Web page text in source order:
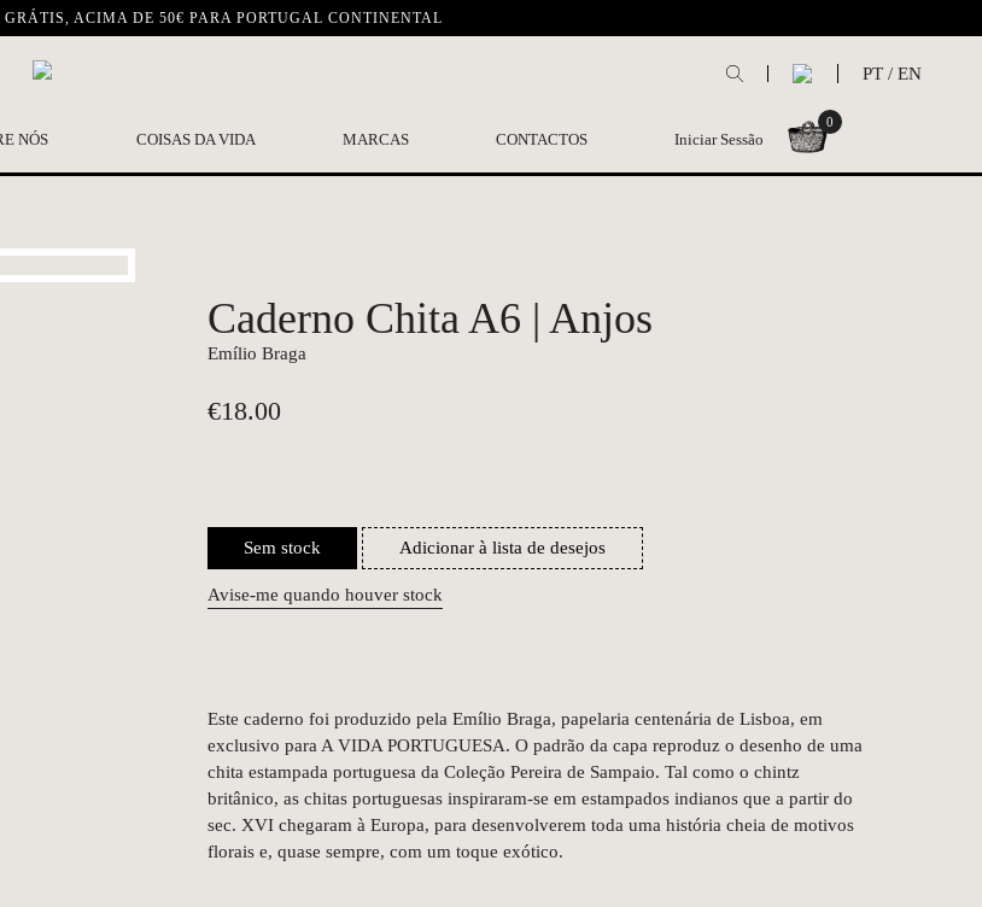
GRÁTIS, ACIMA DE 50€ PARA PORTUGAL CONTINENTAL
PT / EN
NÓS COISAS DA VIDA MARCAS CONTACTOS Iniciar Sessão
0
Caderno Chita A6 | Anjos
Emílio Braga
€18.00
Sem stock Adicionar à lista de desejos
Avise-me quando houver stock
Este caderno foi produzido pela Emílio Braga, papelaria centenária de Lisboa, em
exclusivo para A VIDA PORTUGUESA. O padrão da capa reproduz o desenho de uma
chita estampada portuguesa da Coleção Pereira de Sampaio. Tal como o chintz
britânico, as chitas portuguesas inspiraram-se em estampados indianos que a partir do
sec. XVI chegaram à Europa, para desenvolverem toda uma história cheia de motivos
florais e, quase sempre, com um toque exótico.